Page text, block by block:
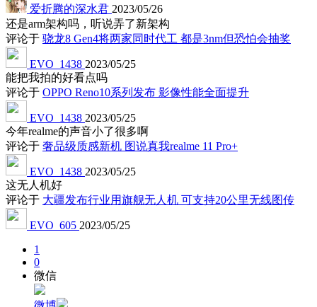
爱折腾的深水君 2023/05/26
还是arm架构吗，听说弄了新架构
评论于 骁龙8 Gen4将两家同时代工 都是3nm但恐怕会抽奖
EVO_1438 2023/05/25
能把我拍的好看点吗
评论于 OPPO Reno10系列发布 影像性能全面提升
EVO_1438 2023/05/25
今年realme的声音小了很多啊
评论于 奢品级质感新机 图说真我realme 11 Pro+
EVO_1438 2023/05/25
这无人机好
评论于 大疆发布行业用旗舰无人机 可支持20公里无线图传
EVO_605 2023/05/25
1
0
微信